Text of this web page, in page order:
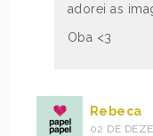
adorei as
Oba <3
Rebeca
02 DE